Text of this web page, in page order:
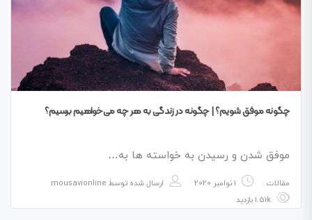
چگونه موفق شویم؟ | چگونه در زندگی به هر چه می‌خواهیم برسیم؟
موفق شدن و رسیدن به خواسته‌ ها به…
مقالات 1 نوامبر 2020 ارسال شده توسط mousavionline